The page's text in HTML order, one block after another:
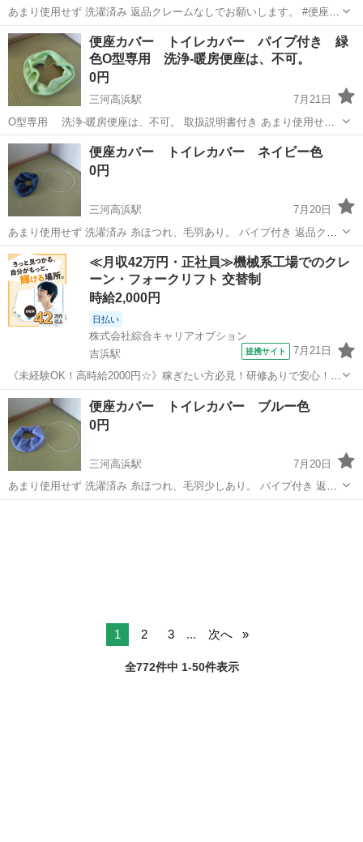
あまり使用せず 洗濯済み 返品クレームなしでお願いします。 #便座カ
バー #トイレカバー #トイレ用品 #トイレ
愛知 高浜市 三河高浜駅 生活雑貨
便座カバー トイレカバー パイプ付き 緑
色O型専用 洗浄-暖房便座は、不可。
0円
三河高浜駅
7月21日
O型専用 洗浄-暖房便座は、不可。 取扱説明書付き あまり使用せず
洗濯済み イトーヨーカドー堂 返品クレームなしでお願いします。 #便
座カバー #トイレ用品 #トイレ
愛知 高浜市 三河高浜駅 家庭用品 便座
便座カバー トイレカバー ネイビー色
0円
三河高浜駅
7月20日
あまり使用せず 洗濯済み 糸ほつれ、毛羽あり。 パイプ付き 返品クレ
ームなしでお願いします。 #トイレカバー #便座カバー #トイレ用品 #
トイレ
愛知 高浜市 三河高浜駅 生活雑貨 トイレ
≪月収42万円・正社員≫機械系工場でのクレ
ーン・フォークリフト 交替制
時給2,000円
日払い
株式会社綜合キャリアオプション
吉浜駅
提携サイト 7月21日
《未経験OK！高時給2000円☆》稼ぎたい方必見！研修ありで安心！無
料送迎あり！ 工具でフォークリフトの組立&荷物運び《無期雇用派
遣》 《フォークリフトや荷物運搬車づくり》 ●組立…インパクト(振動
工具)を使って部品を順番...
愛知 高浜市 吉浜駅 その他
便座カバー トイレカバー ブルー色
0円
三河高浜駅
7月20日
あまり使用せず 洗濯済み 糸ほつれ、毛羽少しあり。 パイプ付き 返品
クレームなしでお願いします。 #トイレカバー #便座カバー #トイレ用
1 2 3 ... 次へ
全772件中 1-50件表示